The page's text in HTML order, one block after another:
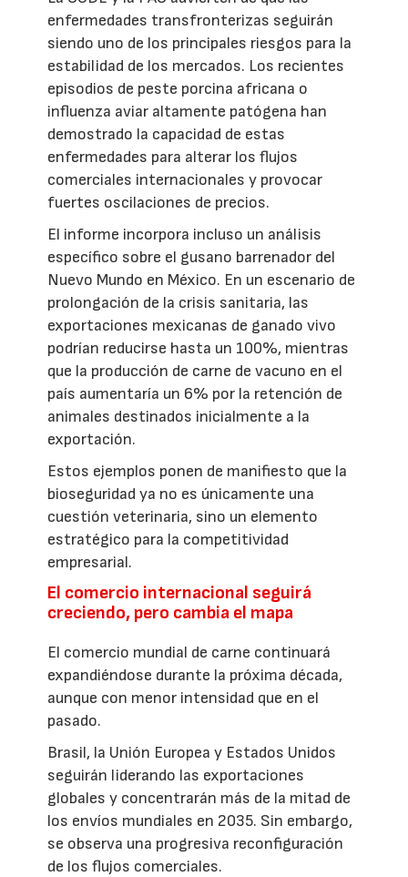
enfermedades transfronterizas seguirán
siendo uno de los principales riesgos para la
estabilidad de los mercados. Los recientes
episodios de peste porcina africana o
influenza aviar altamente patógena han
demostrado la capacidad de estas
enfermedades para alterar los flujos
comerciales internacionales y provocar
fuertes oscilaciones de precios.
El informe incorpora incluso un análisis
específico sobre el gusano barrenador del
Nuevo Mundo en México. En un escenario de
prolongación de la crisis sanitaria, las
exportaciones mexicanas de ganado vivo
podrían reducirse hasta un 100%, mientras
que la producción de carne de vacuno en el
país aumentaría un 6% por la retención de
animales destinados inicialmente a la
exportación.
Estos ejemplos ponen de manifiesto que la
bioseguridad ya no es únicamente una
cuestión veterinaria, sino un elemento
estratégico para la competitividad
empresarial.
El comercio internacional seguirá
creciendo, pero cambia el mapa
El comercio mundial de carne continuará
expandiéndose durante la próxima década,
aunque con menor intensidad que en el
pasado.
Brasil, la Unión Europea y Estados Unidos
seguirán liderando las exportaciones
globales y concentrarán más de la mitad de
los envíos mundiales en 2035. Sin embargo,
se observa una progresiva reconfiguración
de los flujos comerciales.